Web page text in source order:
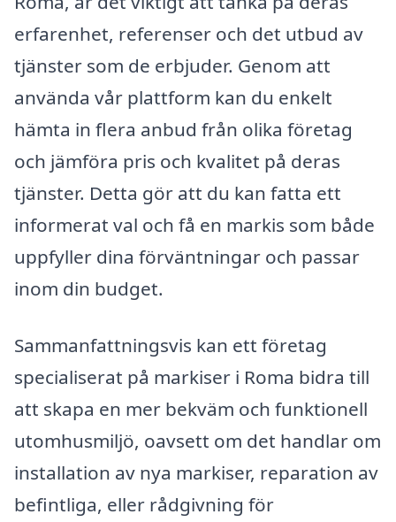
erfarenhet, referenser och det utbud av
tjänster som de erbjuder. Genom att
använda vår plattform kan du enkelt
hämta in flera anbud från olika företag
och jämföra pris och kvalitet på deras
tjänster. Detta gör att du kan fatta ett
informerat val och få en markis som både
uppfyller dina förväntningar och passar
inom din budget.
Sammanfattningsvis kan ett företag
specialiserat på markiser i Roma bidra till
att skapa en mer bekväm och funktionell
utomhusmiljö, oavsett om det handlar om
installation av nya markiser, reparation av
befintliga, eller rådgivning för